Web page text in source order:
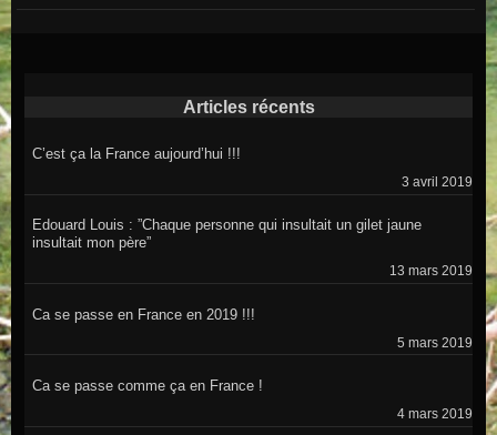
Articles récents
C’est ça la France aujourd’hui !!!
3 avril 2019
Edouard Louis : ”Chaque personne qui insultait un gilet jaune
insultait mon père”
13 mars 2019
Ca se passe en France en 2019 !!!
5 mars 2019
Ca se passe comme ça en France !
4 mars 2019